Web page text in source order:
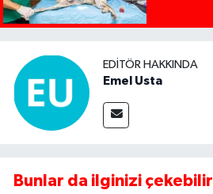
EDITÖR HAKKINDA
Emel Usta
Bunlar da ilginizi çekebilir